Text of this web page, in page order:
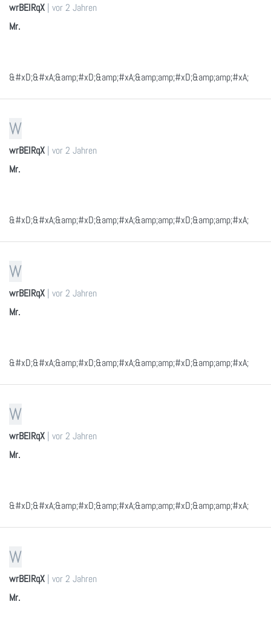
wrBEIRqX | vor 2 Jahren
Mr.
&#xD;&#xA;&amp;#xD;&amp;#xA;&amp;amp;#xD;&amp;amp;#xA;
W
wrBEIRqX | vor 2 Jahren
Mr.
&#xD;&#xA;&amp;#xD;&amp;#xA;&amp;amp;#xD;&amp;amp;#xA;
W
wrBEIRqX | vor 2 Jahren
Mr.
&#xD;&#xA;&amp;#xD;&amp;#xA;&amp;amp;#xD;&amp;amp;#xA;
W
wrBEIRqX | vor 2 Jahren
Mr.
&#xD;&#xA;&amp;#xD;&amp;#xA;&amp;amp;#xD;&amp;amp;#xA;
W
wrBEIRqX | vor 2 Jahren
Mr.